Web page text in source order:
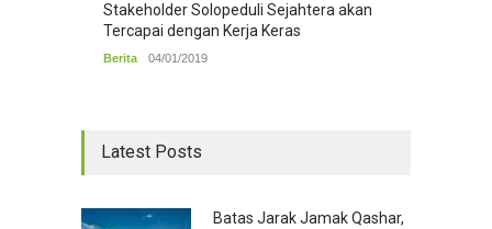
Stakeholder Solopeduli Sejahtera akan
Tercapai dengan Kerja Keras
Berita 04/01/2019
Latest Posts
Batas Jarak Jamak Qashar,